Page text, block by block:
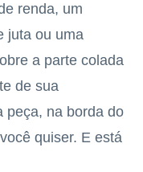
renda, um
juta ou uma
a parte colada
de sua
peça, na borda do
quiser. E está